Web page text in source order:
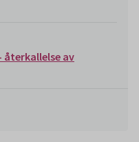
återkallelse av